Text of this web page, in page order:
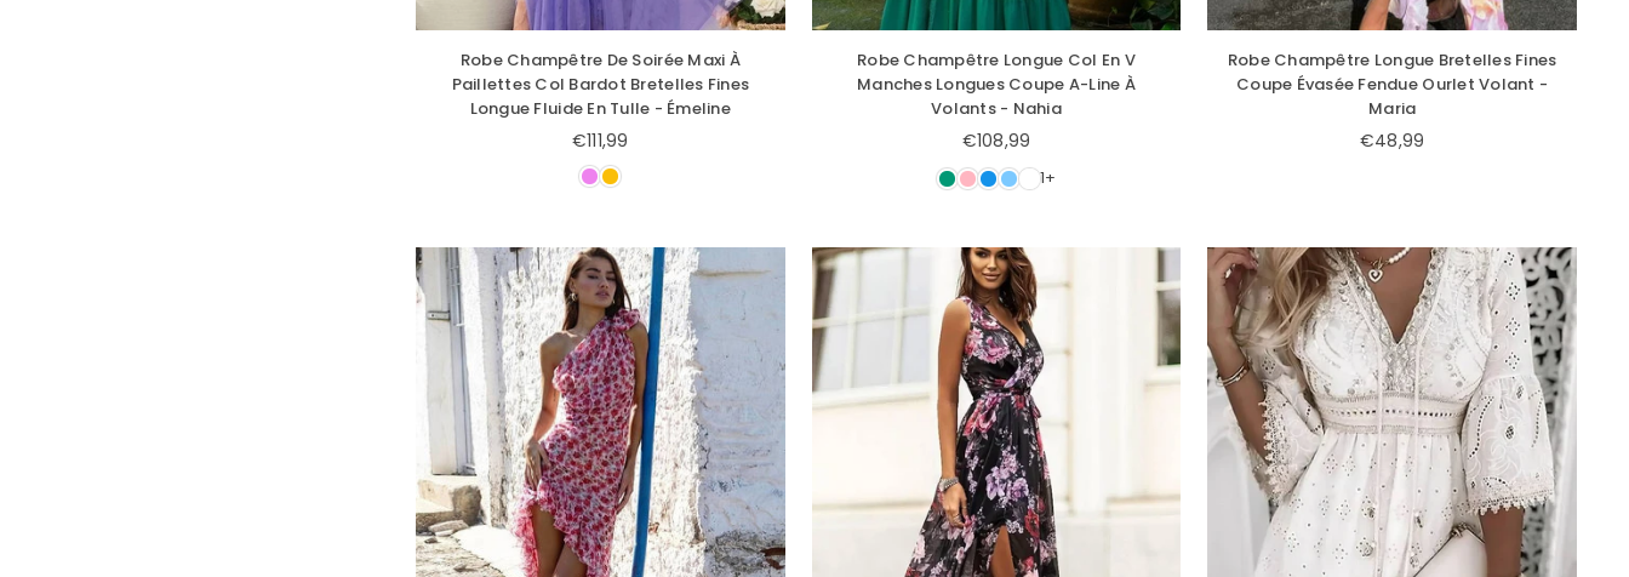
Robe Champêtre De Soirée Maxi À
Paillettes Col Bardot Bretelles Fines
Longue Fluide En Tulle - Émeline
Prix
régulier
€111,99
Robe Champêtre Longue Col En V
Manches Longues Coupe A-Line À
Volants - Nahia
Prix
régulier
€108,99
1+
Robe Champêtre Longue Bretelles Fines
Coupe Évasée Fendue Ourlet Volant -
Maria
Prix
€48,99